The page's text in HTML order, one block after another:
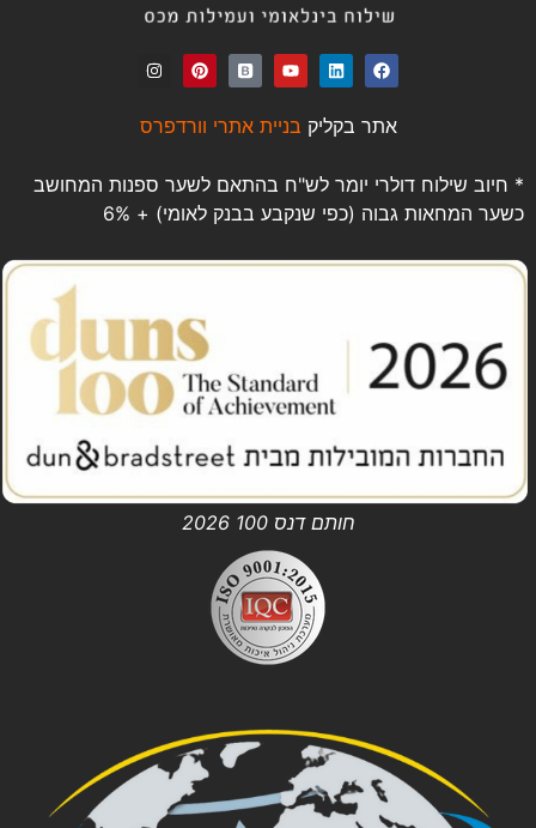
אתר בקליק בניית אתרי וורדפרס
* חיוב שילוח דולרי יומר לש"ח בהתאם לשער ספנות המחושב
כשער המחאות גבוה (כפי שנקבע בבנק לאומי) + 6%
חותם דנס 100 2026